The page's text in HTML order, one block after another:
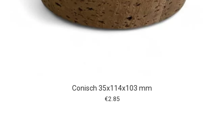
Conisch 35x114x103 mm
€2.85